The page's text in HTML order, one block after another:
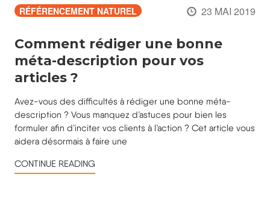
RÉFÉRENCEMENT NATUREL 23 MAI 2019
Comment rédiger une bonne
méta-description pour vos
articles ?
Avez-vous des difficultés à rédiger une bonne méta-
description ? Vous manquez d’astuces pour bien les
formuler afin d’inciter vos clients à l’action ? Cet article vous
aidera désormais à faire une
CONTINUE READING